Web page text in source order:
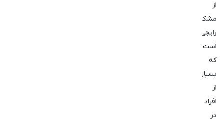
از
مشکلات
رایجی
است
که
بسیاری
از
افراد
در